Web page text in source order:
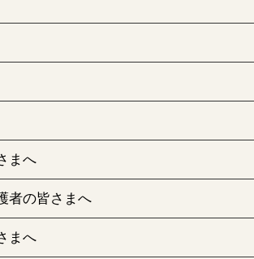
まへ
者の皆さまへ
まへ